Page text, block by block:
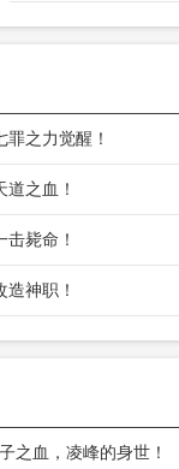
之力觉醒！
之血！
毙命！
神职！
之血，凌峰的身世！